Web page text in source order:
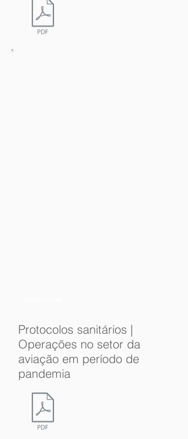
Protocolos sanitários |
Operações no setor da
aviação em período de
pandemia